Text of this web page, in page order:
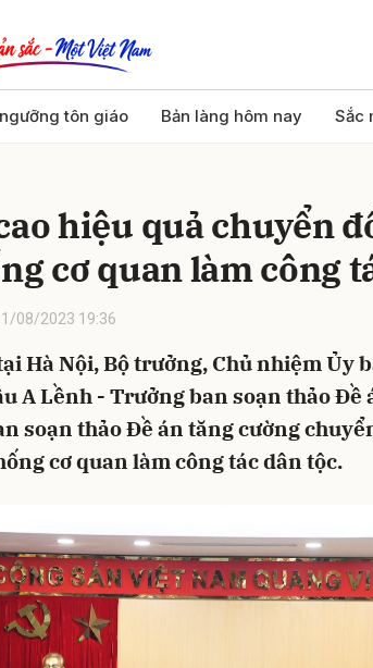
tôn giáo Bản làng hôm nay Sắc
hiệu quả chuyển
cơ quan làm công
08/2023 19:36
Hà Nội, Bộ trưởng, Chủ nhiệm Ủy
A Lềnh - Trưởng ban soạn thảo Đề
soạn thảo Đề án tăng cường
cơ quan làm công tác dân tộc.
Gửi bình luận